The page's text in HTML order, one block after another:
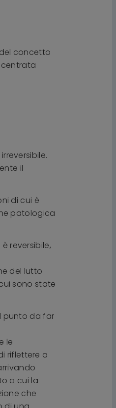
concetto
centrata
il
di cui è
patologica
reversibile,
del lutto
sono state
punto da far
le
riflettere a
a cui la
che